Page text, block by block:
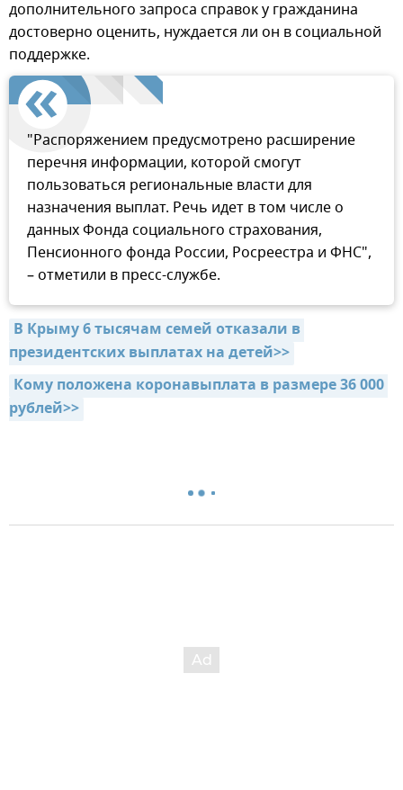
дополнительного запроса справок у гражданина
достоверно оценить, нуждается ли он в социальной
поддержке.
"Распоряжением предусмотрено расширение
перечня информации, которой смогут
пользоваться региональные власти для
назначения выплат. Речь идет в том числе о
данных Фонда социального страхования,
Пенсионного фонда России, Росреестра и ФНС",
– отметили в пресс-службе.
В Крыму 6 тысячам семей отказали в
президентских выплатах на детей>>
Кому положена коронавыплата в размере 36 000
рублей>>